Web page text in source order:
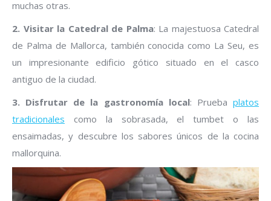
muchas otras.
2. Visitar la Catedral de Palma: La majestuosa Catedral
de Palma de Mallorca, también conocida como La Seu, es
un impresionante edificio gótico situado en el casco
antiguo de la ciudad.
3. Disfrutar de la gastronomía local: Pruebaplatos
tradicionales como la sobrasada, el tumbet o las
ensaimadas, y descubre los sabores únicos de la cocina
mallorquina.